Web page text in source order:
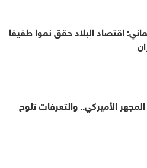
اقتصاد البلاد حقق نموا طفيفا
الأميركي.. والتعرفات تلوح